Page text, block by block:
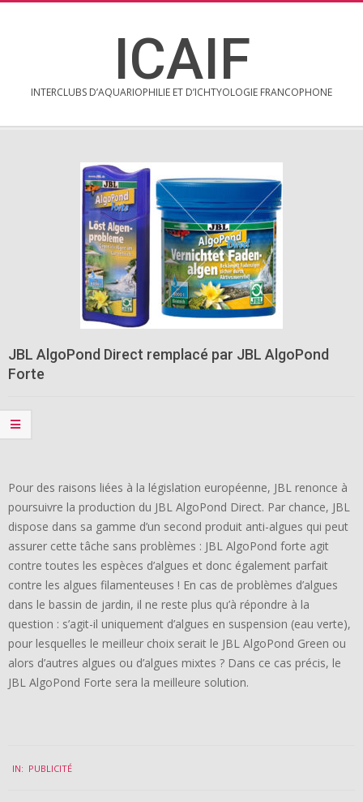
ICAIF
INTERCLUBS D’AQUARIOPHILIE ET D’ICHTYOLOGIE FRANCOPHONE
JBL AlgoPond Direct remplacé par JBL AlgoPond
Forte
Pour des raisons liées à la législation européenne, JBL renonce à
poursuivre la production du JBL AlgoPond Direct. Par chance, JBL
dispose dans sa gamme d’un second produit anti-algues qui peut
assurer cette tâche sans problèmes : JBL AlgoPond forte agit
contre toutes les espèces d’algues et donc également parfait
contre les algues filamenteuses ! En cas de problèmes d’algues
dans le bassin de jardin, il ne reste plus qu’à répondre à la
question : s’agit-il uniquement d’algues en suspension (eau verte),
pour lesquelles le meilleur choix serait le JBL AlgoPond Green ou
alors d’autres algues ou d’algues mixtes ? Dans ce cas précis, le
JBL AlgoPond Forte sera la meilleure solution.
02-
IN: PUBLICITÉ